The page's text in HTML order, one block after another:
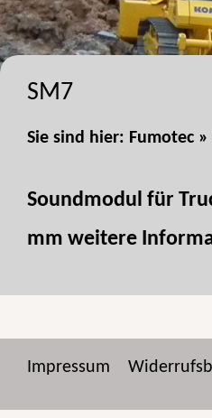
SM7
Sie sind hier: Fumotec »
Soundmodul für
mm weitere
Impressum